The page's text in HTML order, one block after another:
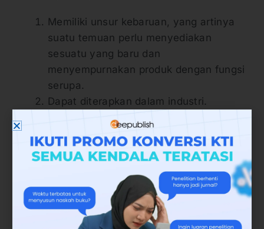
Memiliki unsur kebaruan, yang artinya
suatu temuan perlu menyediakan
sesuatu yang baru dan
menyempurnakan produk dengan fungsi
serupa.
Dapat diterapkan dalam industri.
Mengandung langkah inventif.
Sementara untuk paten sederhana ada tiga
syarat yang wajib dipenuhi, yaitu:
Kebaruan (memiliki kebaruan).
Pengembangan dari produk atau proses
yang telah ada.